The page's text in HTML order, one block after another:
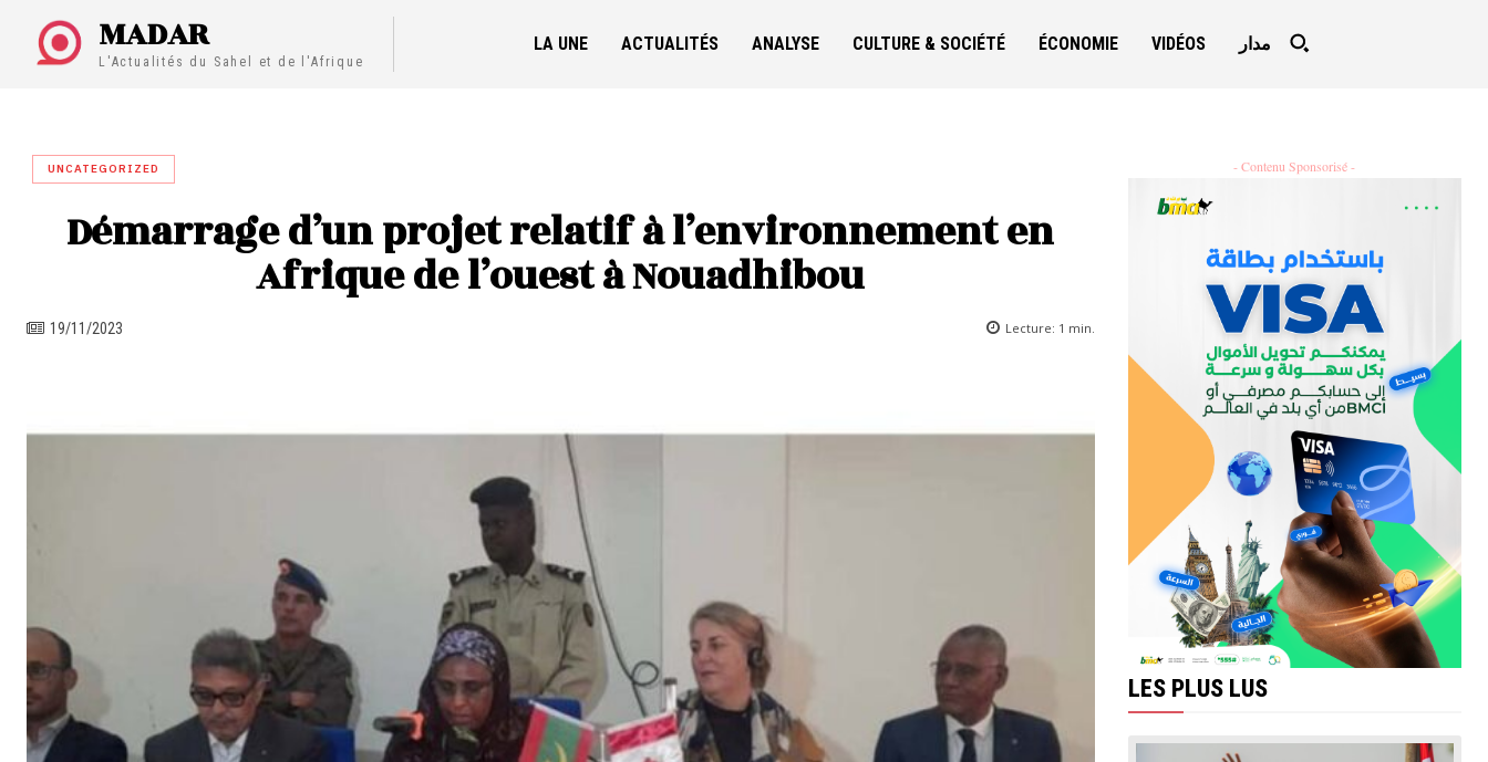
MADAR
L'Actualités du Sahel et de l'Afrique
LA UNE ACTUALITÉS ANALYSE CULTURE & SOCIÉTÉ ÉCONOMIE VIDÉOS مدار
UNCATEGORIZED
Démarrage d’un projet relatif à l’environnement en
Afrique de l’ouest à Nouadhibou
19/11/2023 Lecture: 1 min.
- Contenu Sponsorisé -
LES PLUS LUS